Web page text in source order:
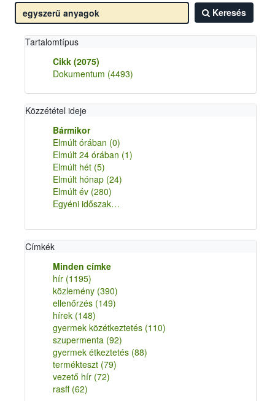
Keresés
Tartalomtípus
Cikk (2075)
Dokumentum (4493)
Közzététel ideje
Bármikor
Elmúlt órában (0)
Elmúlt 24 órában (1)
Elmúlt hét (5)
Elmúlt hónap (24)
Elmúlt év (280)
Egyéni időszak…
Címkék
Minden címke
hír (1195)
közlemény (390)
ellenőrzés (149)
hírek (148)
gyermek közétkeztetés (110)
szupermenta (92)
gyermek étkeztetés (88)
termékteszt (79)
vezető hír (72)
rasff (62)